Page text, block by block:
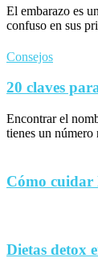
El embarazo es
confuso en sus
Consejos
20 claves
Encontrar el
tienes un número
Cómo cuidar
Dietas detox